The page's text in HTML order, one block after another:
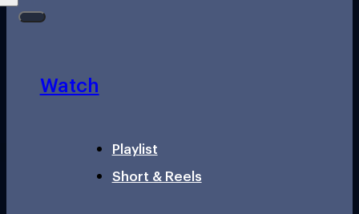
Watch
Playlist
Short & Reels